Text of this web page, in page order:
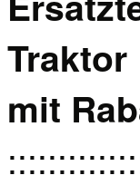
Traktor
mit